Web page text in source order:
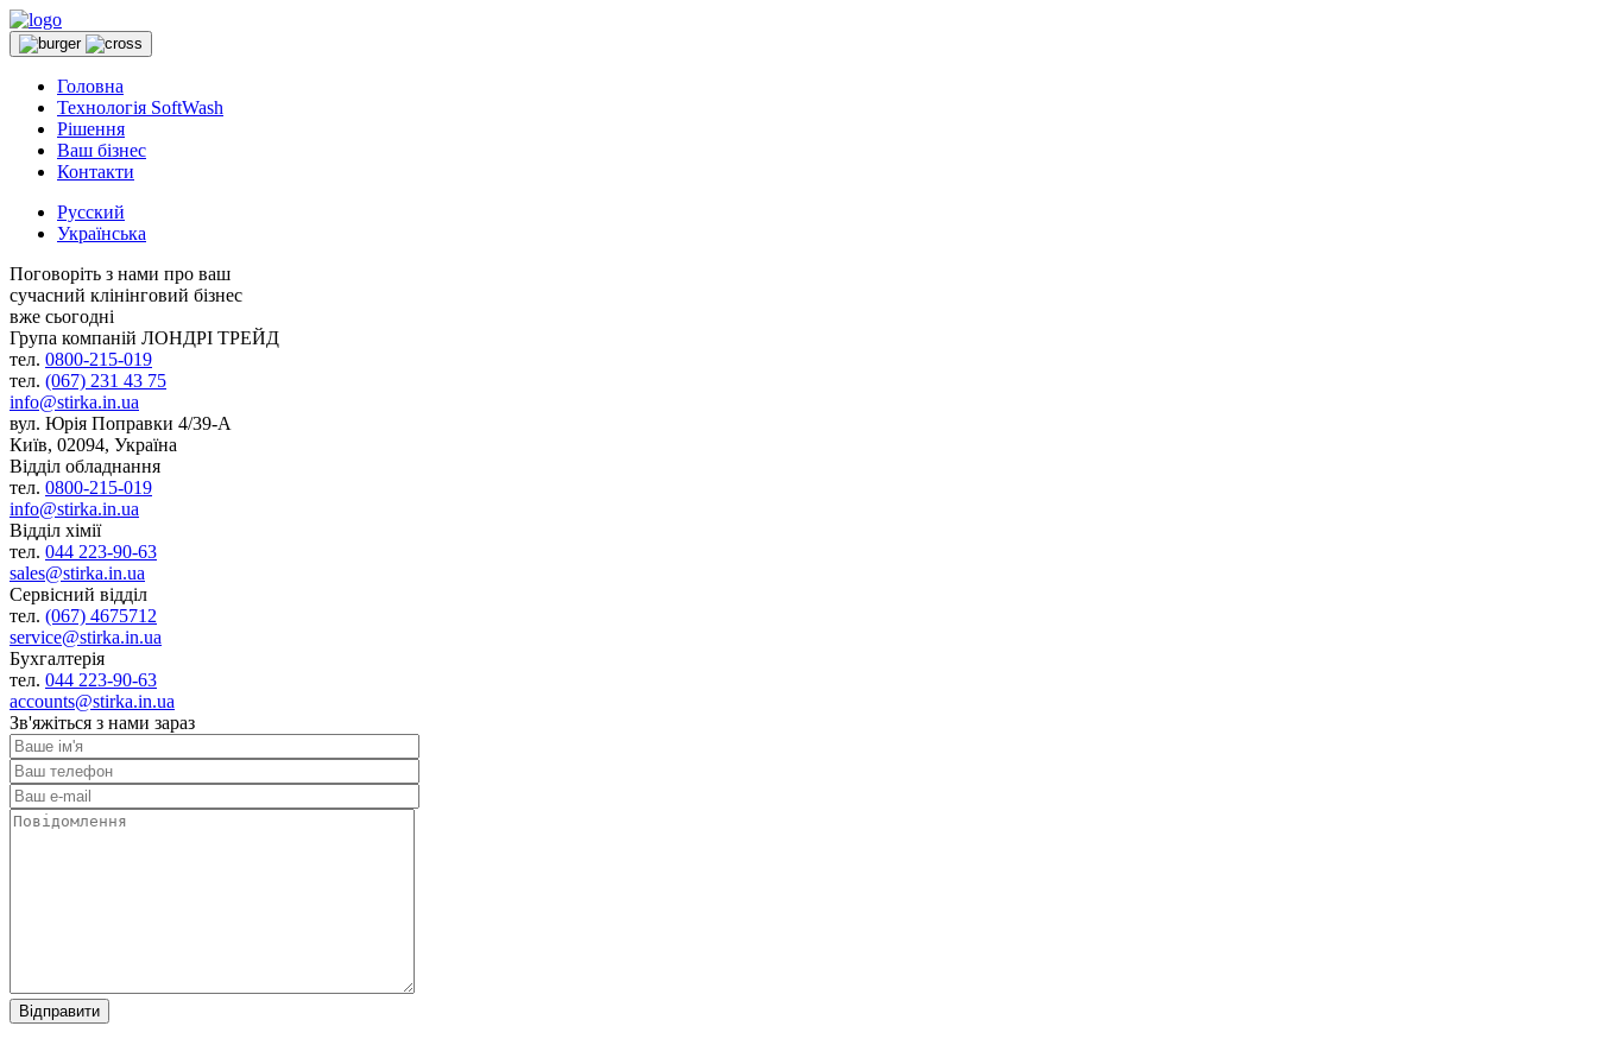
Головна
Технологія SoftWash
Рішення
Ваш бізнес
Контакти
Русский
Українська
Поговоріть з нами про ваш
сучасний клінінговий бізнес
вже сьогодні
Група компаній ЛОНДРІ ТРЕЙД
тел. 0800-215-019
тел. (067) 231 43 75
info@stirka.in.ua
вул. Юрія Поправки 4/39-А
Київ, 02094, Україна
Відділ обладнання
тел. 0800-215-019
info@stirka.in.ua
Відділ хімії
тел. 044 223-90-63
sales@stirka.in.ua
Сервісний відділ
тел. (067) 4675712
service@stirka.in.ua
Бухгалтерія
тел. 044 223-90-63
accounts@stirka.in.ua
Зв'яжіться з нами зараз
Відправити